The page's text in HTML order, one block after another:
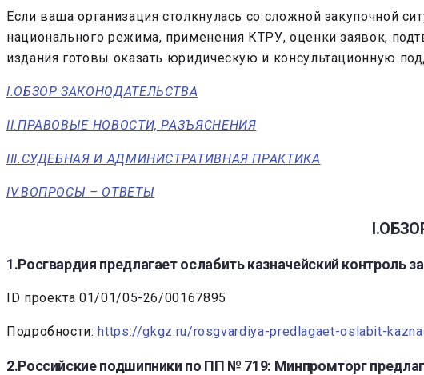
Если ваша организация столкнулась со сложной закупочной
национального режима, применения КТРУ, оценки заявок,
издания готовы оказать юридическую и консультационную
I.ОБЗОР ЗАКОНОДАТЕЛЬСТВА
II.ПРАВОВЫЕ НОВОСТИ, РАЗЪЯСНЕНИЯ
III.СУДЕБНАЯ И АДМИНИСТРАТИВНАЯ ПРАКТИКА
IV.ВОПРОСЫ – ОТВЕТЫ
1.Росгвардия предлагает ослабить казначейский контроль
ID проекта 01/01/05-26/00167895
Подробности:https://gkgz.ru/rosgvardiya-predlagaet-oslabit-
2.Российские подшипники по ПП № 719: Минпромторг